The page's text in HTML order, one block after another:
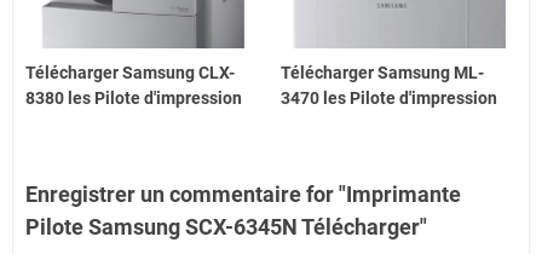
Télécharger Samsung CLX-
8380 les Pilote d'impression
Télécharger Samsung ML-
3470 les Pilote d'impression
Enregistrer un commentaire for "Imprimante
Pilote Samsung SCX-6345N Télécharger"